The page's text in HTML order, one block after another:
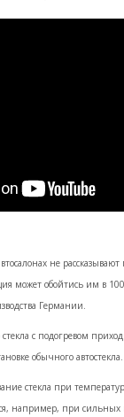
не
может обойтись им в
Германии.
с подогревом
обычного автостекла.
стекла при
например, при сильных